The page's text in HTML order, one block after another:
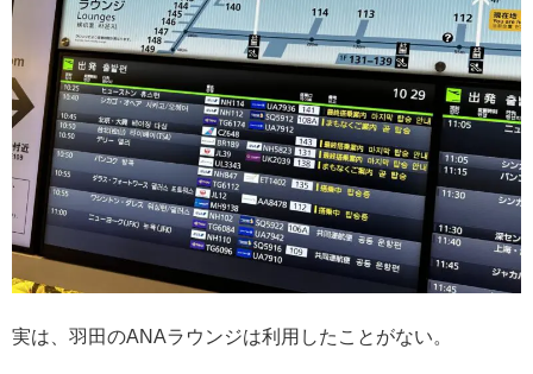
実は、羽田のANAラウンジは利用したことがない。